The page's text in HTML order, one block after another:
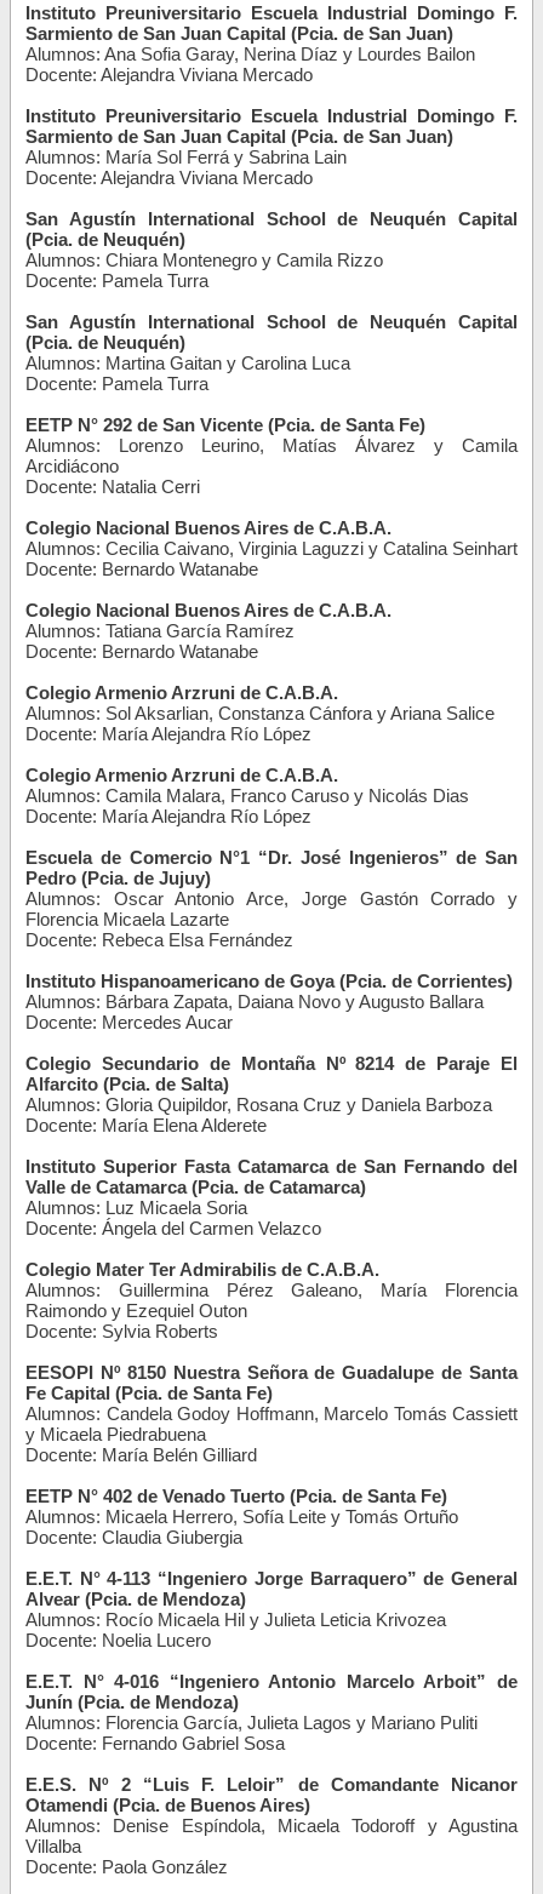
Instituto Preuniversitario Escuela Industrial Domingo F.
Sarmiento de San Juan Capital (Pcia. de San Juan)
Alumnos: Ana Sofia Garay, Nerina Díaz y Lourdes Bailon
Docente: Alejandra Viviana Mercado
Instituto Preuniversitario Escuela Industrial Domingo F.
Sarmiento de San Juan Capital (Pcia. de San Juan)
Alumnos: María Sol Ferrá y Sabrina Lain
Docente: Alejandra Viviana Mercado
San Agustín International School de Neuquén Capital
(Pcia. de Neuquén)
Alumnos: Chiara Montenegro y Camila Rizzo
Docente: Pamela Turra
San Agustín International School de Neuquén Capital
(Pcia. de Neuquén)
Alumnos: Martina Gaitan y Carolina Luca
Docente: Pamela Turra
EETP N° 292 de San Vicente (Pcia. de Santa Fe)
Alumnos: Lorenzo Leurino, Matías Álvarez y Camila
Arcidiácono
Docente: Natalia Cerri
Colegio Nacional Buenos Aires de C.A.B.A.
Alumnos: Cecilia Caivano, Virginia Laguzzi y Catalina Seinhart
Docente: Bernardo Watanabe
Colegio Nacional Buenos Aires de C.A.B.A.
Alumnos: Tatiana García Ramírez
Docente: Bernardo Watanabe
Colegio Armenio Arzruni de C.A.B.A.
Alumnos: Sol Aksarlian, Constanza Cánfora y Ariana Salice
Docente: María Alejandra Río López
Colegio Armenio Arzruni de C.A.B.A.
Alumnos: Camila Malara, Franco Caruso y Nicolás Dias
Docente: María Alejandra Río López
Escuela de Comercio N°1 “Dr. José Ingenieros” de San
Pedro (Pcia. de Jujuy)
Alumnos: Oscar Antonio Arce, Jorge Gastón Corrado y
Florencia Micaela Lazarte
Docente: Rebeca Elsa Fernández
Instituto Hispanoamericano de Goya (Pcia. de Corrientes)
Alumnos: Bárbara Zapata, Daiana Novo y Augusto Ballara
Docente: Mercedes Aucar
Colegio Secundario de Montaña Nº 8214 de Paraje El
Alfarcito (Pcia. de Salta)
Alumnos: Gloria Quipildor, Rosana Cruz y Daniela Barboza
Docente: María Elena Alderete
Instituto Superior Fasta Catamarca de San Fernando del
Valle de Catamarca (Pcia. de Catamarca)
Alumnos: Luz Micaela Soria
Docente: Ángela del Carmen Velazco
Colegio Mater Ter Admirabilis de C.A.B.A.
Alumnos: Guillermina Pérez Galeano, María Florencia
Raimondo y Ezequiel Outon
Docente: Sylvia Roberts
EESOPI Nº 8150 Nuestra Señora de Guadalupe de Santa
Fe Capital (Pcia. de Santa Fe)
Alumnos: Candela Godoy Hoffmann, Marcelo Tomás Cassiett
y Micaela Piedrabuena
Docente: María Belén Gilliard
EETP N° 402 de Venado Tuerto (Pcia. de Santa Fe)
Alumnos: Micaela Herrero, Sofía Leite y Tomás Ortuño
Docente: Claudia Giubergia
E.E.T. N° 4-113 “Ingeniero Jorge Barraquero” de General
Alvear (Pcia. de Mendoza)
Alumnos: Rocío Micaela Hil y Julieta Leticia Krivozea
Docente: Noelia Lucero
E.E.T. N° 4-016 “Ingeniero Antonio Marcelo Arboit” de
Junín (Pcia. de Mendoza)
Alumnos: Florencia García, Julieta Lagos y Mariano Puliti
Docente: Fernando Gabriel Sosa
E.E.S. Nº 2 “Luis F. Leloir” de Comandante Nicanor
Otamendi (Pcia. de Buenos Aires)
Alumnos: Denise Espíndola, Micaela Todoroff y Agustina
Villalba
Docente: Paola González